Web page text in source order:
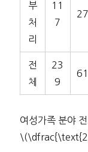
부
처
리
11
7
27
전
체
23
9
61
여성가족 분야